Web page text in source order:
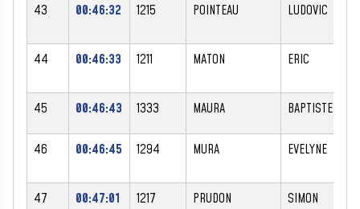
43 00:46:32 1215 POINTEAU LUDOVIC
44 00:46:33 1211 MATON ERIC
45 00:46:43 1333 MAURA BAPTISTE
46 00:46:45 1294 MURA EVELYNE
47 00:47:01 1217 PRUDON SIMON